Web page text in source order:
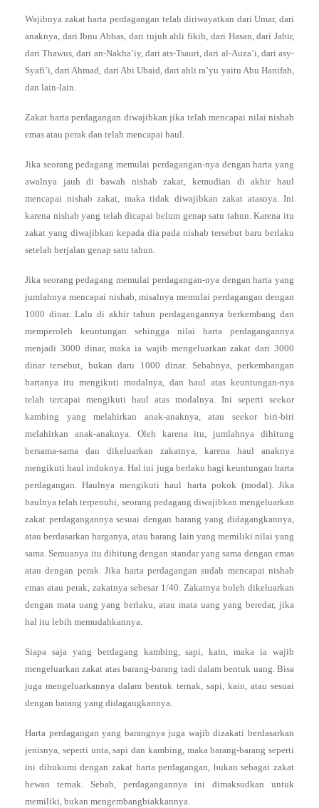
Wajibnya zakat harta perdagangan telah diriwayatkan dari Umar, dari
anaknya, dari Ibnu Abbas, dari tujuh ahli fikih, dari Hasan, dari Jabir,
dari Thawus, dari an-Nakha’iy, dari ats-Tsauri, dari al-Auza’i, dari asy-
Syafi’i, dari Ahmad, dari Abi Ubaid, dari ahli ra’yu yaitu Abu Hanifah,
dan lain-lain.
Zakat harta perdagangan diwajibkan jika telah mencapai nilai nishab
emas atau perak dan telah mencapai haul.
Jika seorang pedagang memulai perdagangan-nya dengan harta yang
awalnya jauh di bawah nishab zakat, kemudian di akhir haul
mencapai nishab zakat, maka tidak diwajibkan zakat atasnya. Ini
karena nishab yang telah dicapai belum genap satu tahun. Karena itu
zakat yang diwajibkan kepada dia pada nishab tersebut baru berlaku
setelah berjalan genap satu tahun.
Jika seorang pedagang memulai perdagangan-nya dengan harta yang
jumlahnya mencapai nishab, misalnya memulai perdagangan dengan
1000 dinar. Lalu di akhir tahun perdagangannya berkembang dan
memperoleh keuntungan sehingga nilai harta perdagangannya
menjadi 3000 dinar, maka ia wajib mengeluarkan zakat dari 3000
dinar tersebut, bukan daru 1000 dinar. Sebabnya, perkembangan
hartanya itu mengikuti modalnya, dan haul atas keuntungan-nya
telah tercapai mengikuti haul atas modalnya. Ini seperti seekor
kambing yang melahirkan anak-anaknya, atau seekor biri-biri
melahirkan anak-anaknya. Oleh karena itu, jumlahnya dihitung
bersama-sama dan dikeluarkan zakatnya, karena haul anaknya
mengikuti haul induknya. Hal ini juga berlaku bagi keuntungan harta
perdagangan. Haulnya mengikuti haul harta pokok (modal). Jika
haulnya telah terpenuhi, seorang pedagang diwajibkan mengeluarkan
zakat perdagangannya sesuai dengan barang yang didagangkannya,
atau berdasarkan harganya, atau barang lain yang memiliki nilai yang
sama. Semuanya itu dihitung dengan standar yang sama dengan emas
atau dengan perak. Jika harta perdagangan sudah mencapai nishab
emas atau perak, zakatnya sebesar 1/40. Zakatnya boleh dikeluarkan
dengan mata uang yang berlaku, atau mata uang yang beredar, jika
hal itu lebih memudahkannya.
Siapa saja yang berdagang kambing, sapi, kain, maka ia wajib
mengeluarkan zakat atas barang-barang tadi dalam bentuk uang. Bisa
juga mengeluarkannya dalam bentuk ternak, sapi, kain, atau sesuai
dengan barang yang didagangkannya.
Harta perdagangan yang barangnya juga wajib dizakati berdasarkan
jenisnya, seperti unta, sapi dan kambing, maka barang-barang seperti
ini dihukumi dengan zakat harta perdagangan, bukan sebagai zakat
hewan ternak. Sebab, perdagangannya ini dimaksudkan untuk
memiliki, bukan mengembangbiakkannya.